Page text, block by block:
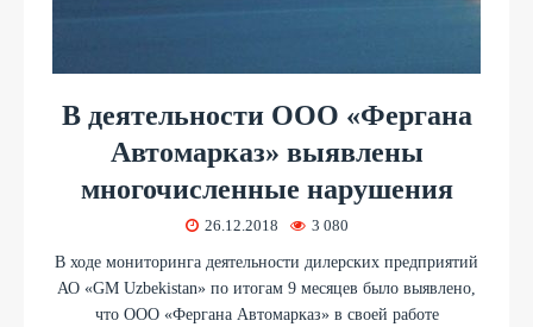
В деятельности ООО «Фергана
Автомарказ» выявлены
многочисленные нарушения
26.12.2018 3 080
В ходе мониторинга деятельности дилерских предприятий
АО «GM Uzbekistan» по итогам 9 месяцев было выявлено,
что ООО «Фергана Автомарказ» в своей работе